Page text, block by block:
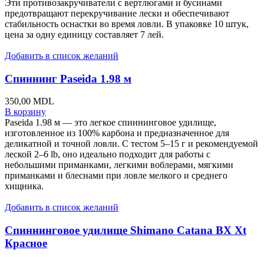
Эти противозакручиватели с вертлюгами и бусинами
предотвращают перекручивание лески и обеспечивают
стабильность оснастки во время ловли. В упаковке 10 штук,
цена за одну единицу составляет 7 лей.
Добавить в список желаний
Спиннинг Paseida 1.98 м
350,00 MDL
В корзину
Paseida 1.98 м — это легкое спиннинговое удилище,
изготовленное из 100% карбона и предназначенное для
деликатной и точной ловли. С тестом 5–15 г и рекомендуемой
леской 2–6 lb, оно идеально подходит для работы с
небольшими приманками, легкими воблерами, мягкими
приманками и блеснами при ловле мелкого и среднего
хищника.
Добавить в список желаний
Спиннинговое удилище Shimano Catana BX Xt
Красное